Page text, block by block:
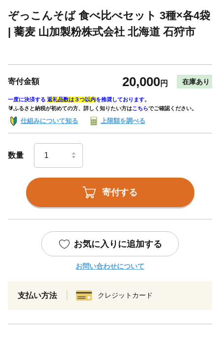
ぞっこんそば 食べ比べセット 3種×各4袋
| 蕎麦 山加製粉株式会社 北海道 石狩市
寄付金額 20,000円 在庫あり
一度に決済する 返礼品数は３つ以内を推奨しております。
🔰ふるさと納税が初めての方、詳しく知りたい方はこちらでご確認ください。
仕組みについて知る 上限額を調べる
数量
寄付する
お気に入りに追加する
お問い合わせについて
支払い方法 クレジットカード